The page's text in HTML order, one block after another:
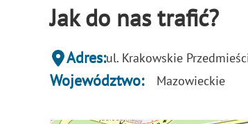
Jak do nas trafić?
Adres:ul. Krakowskie
Województwo: Mazowieckie